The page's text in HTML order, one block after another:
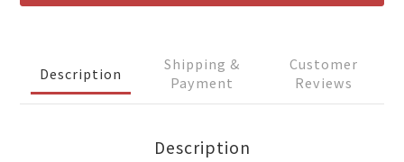
Description
Shipping &
Payment
Customer
Reviews
Description